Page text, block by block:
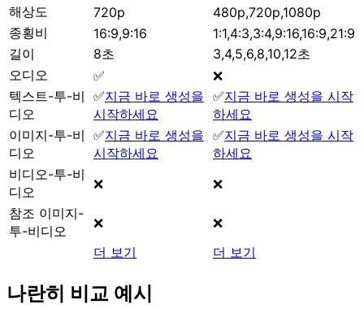
해상도
720p
480p,720p,1080p
종횡비
16:9,9:16
1:1,4:3,3:4,9:16,16:9,21:9
길이
8초
3,4,5,6,8,10,12초
오디오
✅
❌
텍스트-투-비
디오
✅지금 바로 생성을
시작하세요
✅지금 바로 생성을 시작
하세요
이미지-투-비
디오
✅지금 바로 생성을
시작하세요
✅지금 바로 생성을 시작
하세요
비디오-투-비
디오
❌
❌
참조 이미지-
투-비디오
❌
❌
더 보기
더 보기
나란히 비교 예시